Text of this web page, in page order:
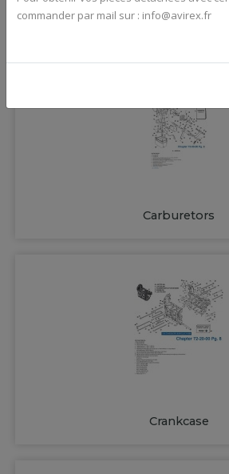
Alternators
Carburetors
Crankcase
commander par mail sur : info@avirex.fr